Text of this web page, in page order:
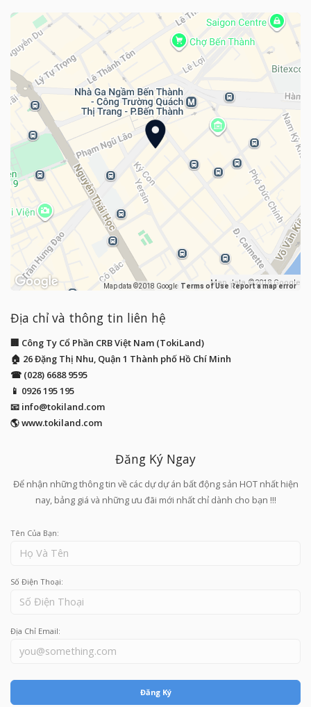
Map data ©2018 Google Map data ©2018 Google
Terms of Use Report a map error
Địa chỉ và thông tin liên hệ
🏢 Công Ty Cổ Phần CRB Việt Nam (TokiLand)
🏠 26 Đặng Thị Nhu, Quận 1 Thành phố Hồ Chí Minh
☎ (028) 6688 9595
📱 0926 195 195
📧 info@tokiland.com
🌎 www.tokiland.com
Đăng Ký Ngay
Để nhận những thông tin về các dự dự án bất động sản HOT nhất hiện
nay, bảng giá và những ưu đãi mới nhất chỉ dành cho bạn !!!
Tên Của Bạn:
Số Điện Thoại:
Địa Chỉ Email:
Đăng Ký